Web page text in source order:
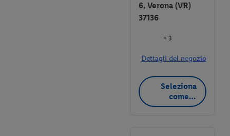
6, Verona (VR)
37136
+ 3
Dettagli del negozio
Seleziona
come
negozio